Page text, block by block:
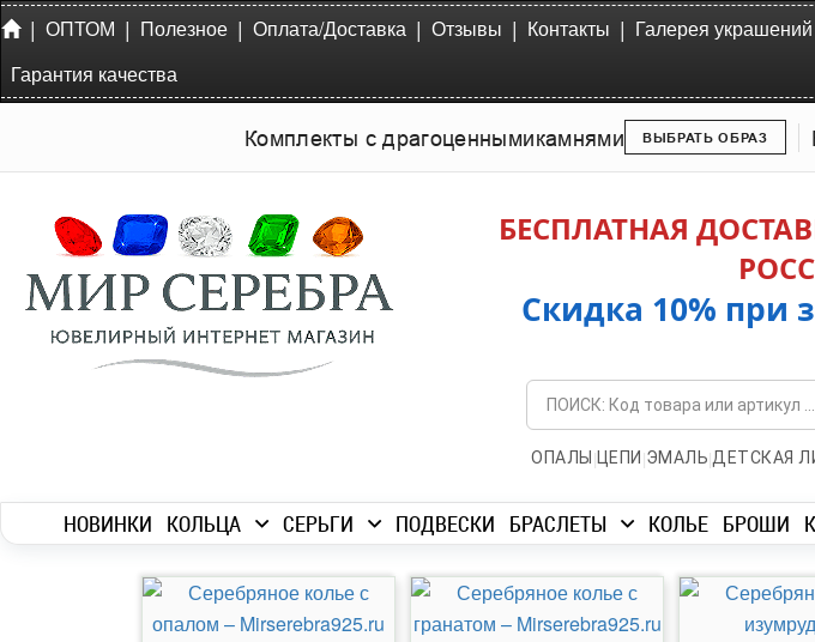
| ОПТОМ | Полезное | Оплата/Доставка | Отзывы | Контакты | Галерея украшений
Гарантия качества
Комплекты с драгоценнымикамнями ВЫБРАТЬ ОБРАЗ
БЕСПЛАТНАЯ
Скидка 10% при
ОПАЛЫ | ЦЕПИ |ЭМАЛЬ|ДЕТСКАЯ
НОВИНКИ КОЛЬЦА СЕРЬГИ ПОДВЕСКИ БРАСЛЕТЫ КОЛЬЕ БРОШИ